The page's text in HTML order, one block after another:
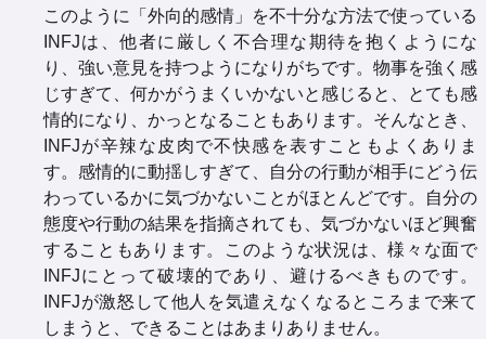
このように「外向的感情」を不十分な方法で使っている
INFJは、他者に厳しく不合理な期待を抱くようにな
り、強い意見を持つようになりがちです。物事を強く感
じすぎて、何かがうまくいかないと感じると、とても感
情的になり、かっとなることもあります。そんなとき、
INFJが辛辣な皮肉で不快感を表すこともよくありま
す。感情的に動揺しすぎて、自分の行動が相手にどう伝
わっているかに気づかないことがほとんどです。自分の
態度や行動の結果を指摘されても、気づかないほど興奮
することもあります。このような状況は、様々な面で
INFJにとって破壊的であり、避けるべきものです。
INFJが激怒して他人を気遣えなくなるところまで来て
しまうと、できることはあまりありません。